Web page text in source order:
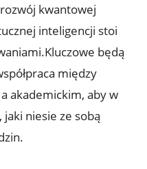
kwantowej
inteligencji stoi
będą
między
akademickim, aby w
jaki niesie ze sobą